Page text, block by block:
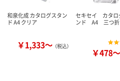
和泉化成 カタログスタン
ド A4 クリア
￥1,333～ （税込）
セキセイ カタロ
ンド A4 三つ折
￥478～